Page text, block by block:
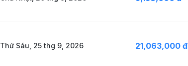
Thứ Sáu, 25 thg 9, 2026 21,063,000 đ